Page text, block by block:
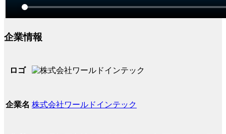
企業情報
ロゴ
企業名 株式会社ワールドインテック